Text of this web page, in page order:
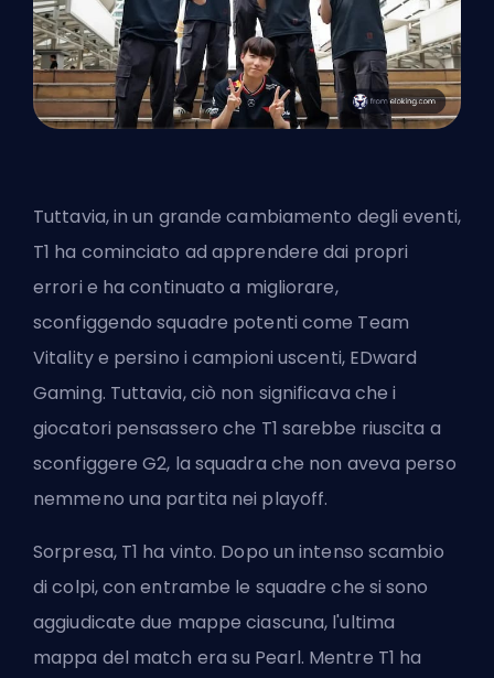
Tuttavia, in un grande cambiamento degli eventi,
T1 ha cominciato ad apprendere dai propri
errori e ha continuato a migliorare,
sconfiggendo squadre potenti come Team
Vitality e persino i campioni uscenti, EDward
Gaming. Tuttavia, ciò non significava che i
giocatori pensassero che T1 sarebbe riuscita a
sconfiggere G2, la squadra che non aveva perso
nemmeno una partita nei playoff.
Sorpresa, T1 ha vinto. Dopo un intenso scambio
di colpi, con entrambe le squadre che si sono
aggiudicate due mappe ciascuna, l'ultima
mappa del match era su Pearl. Mentre T1 ha